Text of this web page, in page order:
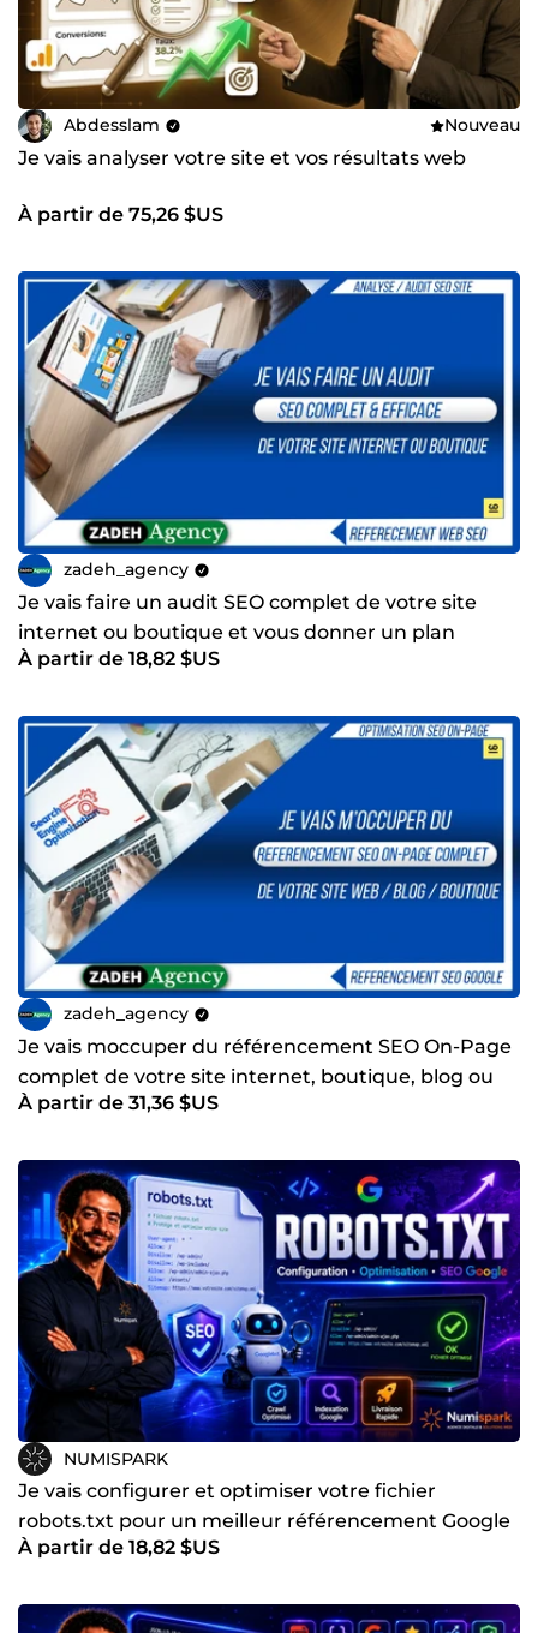
Abdesslam Nouveau
Je vais analyser votre site et vos résultats web
À partir de 75,26 $US
zadeh_agency
Je vais faire un audit SEO complet de votre site
internet ou boutique et vous donner un plan
daction
À partir de 18,82 $US
zadeh_agency
Je vais moccuper du référencement SEO On-Page
complet de votre site internet, boutique, blog ou
autres
À partir de 31,36 $US
NUMISPARK
Je vais configurer et optimiser votre fichier
robots.txt pour un meilleur référencement Google
À partir de 18,82 $US